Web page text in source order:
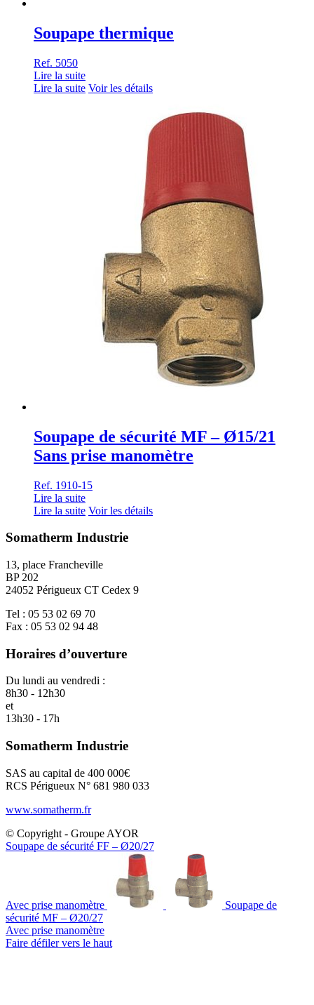
Soupape thermique
Ref. 5050
Lire la suite
Lire la suite Voir les détails
Soupape de sécurité MF – Ø15/21
Sans prise manomètre
Ref. 1910-15
Lire la suite
Lire la suite Voir les détails
Somatherm Industrie
13, place Francheville
BP 202
24052 Périgueux CT Cedex 9
Tel : 05 53 02 69 70
Fax : 05 53 02 94 48
Horaires d’ouverture
Du lundi au vendredi :
8h30 - 12h30
et
13h30 - 17h
Somatherm Industrie
SAS au capital de 400 000€
RCS Périgueux N° 681 980 033
www.somatherm.fr
© Copyright - Groupe AYOR
Soupape de sécurité FF – Ø20/27
Avec prise manomètre
Soupape de
sécurité MF – Ø20/27
Avec prise manomètre
Faire défiler vers le haut